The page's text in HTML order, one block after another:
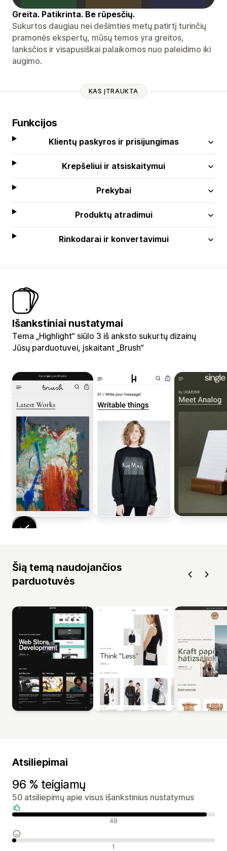
Greita. Patikrinta. Be rūpesčių.
Sukurtos daugiau nei dešimties metų patirtį turinčių
pramonės ekspertų, mūsų temos yra greitos,
lanksčios ir visapusiškai palaikomos nuo paleidimo iki
augimo.
KAS ĮTRAUKTA
Funkcijos
Klientų paskyros ir prisijungimas
Krepšeliui ir atsiskaitymui
Prekybai
Produktų atradimui
Rinkodarai ir konvertavimui
Išankstiniai nustatymai
Tema „Highlight“ siūlo 3 iš anksto sukurtų dizainų
Jūsų parduotuvei, įskaitant „Brush“
Šią temą naudojančios
parduotuvės
Atsiliepimai
96 % teigiamų
50 atsiliepimų apie visus išankstinius nustatymus
Teigiami atsiliepimai 48
Neutralūs atsiliepimai 1